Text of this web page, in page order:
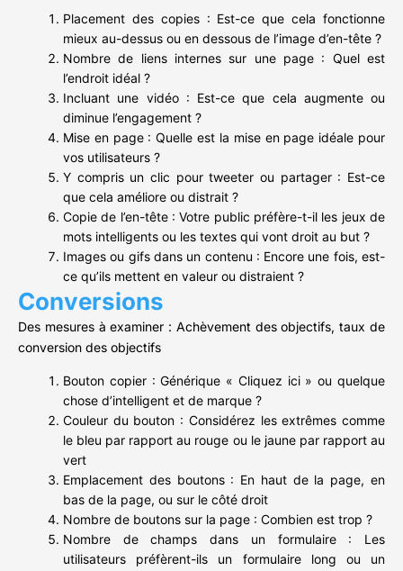
Placement des copies : Est-ce que cela fonctionne
mieux au-dessus ou en dessous de l’image d’en-tête ?
Nombre de liens internes sur une page : Quel est
l’endroit idéal ?
Incluant une vidéo : Est-ce que cela augmente ou
diminue l’engagement ?
Mise en page : Quelle est la mise en page idéale pour
vos utilisateurs ?
Y compris un clic pour tweeter ou partager : Est-ce
que cela améliore ou distrait ?
Copie de l’en-tête : Votre public préfère-t-il les jeux de
mots intelligents ou les textes qui vont droit au but ?
Images ou gifs dans un contenu : Encore une fois, est-
ce qu’ils mettent en valeur ou distraient ?
Conversions
Des mesures à examiner : Achèvement des objectifs, taux de
conversion des objectifs
Bouton copier : Générique « Cliquez ici » ou quelque
chose d’intelligent et de marque ?
Couleur du bouton : Considérez les extrêmes comme
le bleu par rapport au rouge ou le jaune par rapport au
vert
Emplacement des boutons : En haut de la page, en
bas de la page, ou sur le côté droit
Nombre de boutons sur la page : Combien est trop ?
Nombre de champs dans un formulaire : Les
utilisateurs préfèrent-ils un formulaire long ou un